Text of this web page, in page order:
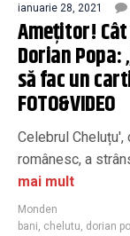
ianuarie 28, 2021
Amețitor!
Dorian
să fac un
FOTO&VIDEO
Celebrul
românesc, a
mai mult
Monden
bani, chelutu, dorian